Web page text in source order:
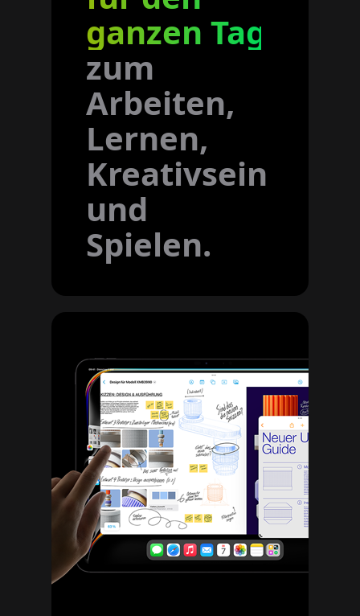
ganzen Tag
zum
Arbeiten,
Lernen,
Kreativsein
und
Spielen.